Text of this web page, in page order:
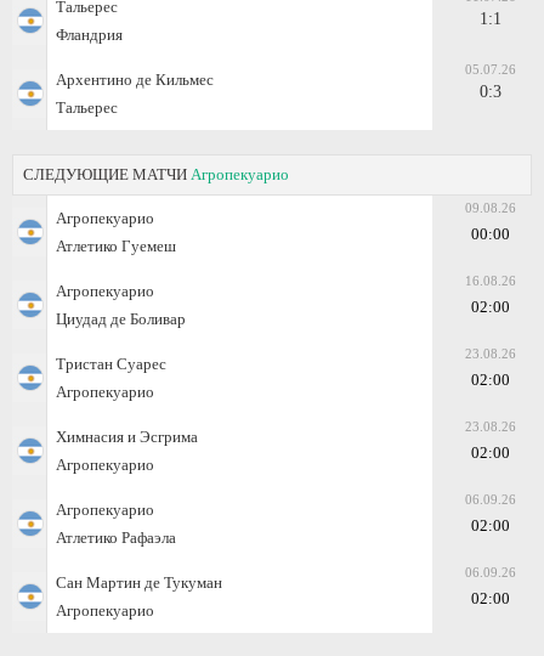
Тальерес
Фландрия
1:1
Архентино де Кильмес
Тальерес
05.07.26
0:3
СЛЕДУЮЩИЕ МАТЧИ Агропекуарио
Агропекуарио
Атлетико Гуемеш
09.08.26
00:00
Агропекуарио
Циудад де Боливар
16.08.26
02:00
Тристан Суарес
Агропекуарио
23.08.26
02:00
Химнасия и Эсгрима
Агропекуарио
23.08.26
02:00
Агропекуарио
Атлетико Рафаэла
06.09.26
02:00
Сан Мартин де Тукуман
Агропекуарио
06.09.26
02:00